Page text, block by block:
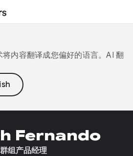
内容翻译成您偏好的语言。AI 翻
Fernando
群组产品经理